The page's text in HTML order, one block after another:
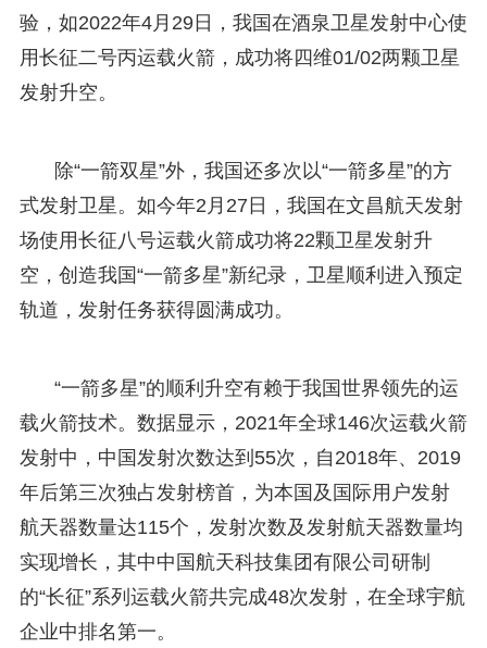
验，如2022年4月29日，我国在酒泉卫星发射中心使
用长征二号丙运载火箭，成功将四维01/02两颗卫星
发射升空。
除“一箭双星”外，我国还多次以“一箭多星”的方
式发射卫星。如今年2月27日，我国在文昌航天发射
场使用长征八号运载火箭成功将22颗卫星发射升
空，创造我国“一箭多星”新纪录，卫星顺利进入预定
轨道，发射任务获得圆满成功。
“一箭多星”的顺利升空有赖于我国世界领先的运
载火箭技术。数据显示，2021年全球146次运载火箭
发射中，中国发射次数达到55次，自2018年、2019
年后第三次独占发射榜首，为本国及国际用户发射
航天器数量达115个，发射次数及发射航天器数量均
实现增长，其中中国航天科技集团有限公司研制
的“长征”系列运载火箭共完成48次发射，在全球宇航
企业中排名第一。